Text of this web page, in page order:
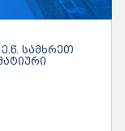
ᲡᲐᲛᲮᲠᲔᲗ